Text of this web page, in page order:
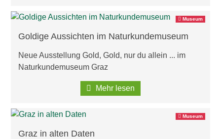
Museum
Goldige Aussichten im Naturkundemuseum
Neue Ausstellung Gold, Gold, nur du allein ... im
Naturkundemuseum Graz
Mehr lesen
Museum
Graz in alten Daten